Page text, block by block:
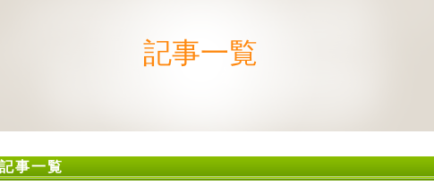
記事一覧
記事一覧